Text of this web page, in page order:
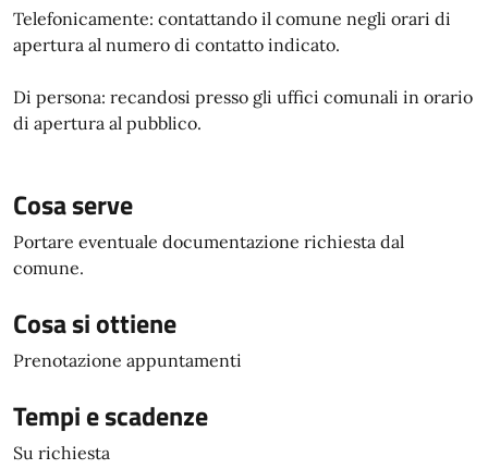
Telefonicamente: contattando il comune negli orari di
apertura al numero di contatto indicato.
Di persona: recandosi presso gli uffici comunali in orario
di apertura al pubblico.
Cosa serve
Portare eventuale documentazione richiesta dal
comune.
Cosa si ottiene
Prenotazione appuntamenti
Tempi e scadenze
Su richiesta